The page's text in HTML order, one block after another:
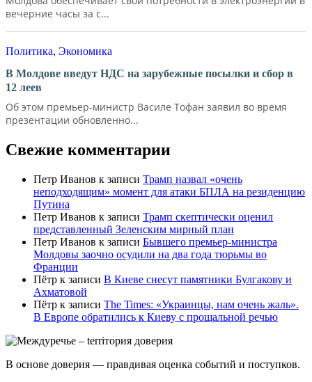
вечерние часы за с...
Политика, Экономика
В Молдове введут НДС на зарубежные посылки и сбор в
12 леев
Об этом премьер-министр Василе Тофан заявил во время
презентации обновленно...
Свежие комментарии
Петр Иванов к записи Трамп назвал «очень
неподходящим» момент для атаки БПЛА на резиденцию
Путина
Петр Иванов к записи Трамп скептически оценил
представленный Зеленским мирный план
Петр Иванов к записи Бывшего премьер-министра
Молдовы заочно осудили на два года тюрьмы во
Франции
Пётр к записи В Киеве снесут памятники Булгакову и
Ахматовой
Пётр к записи Тhe Times: «Украинцы, нам очень жаль».
В Европе обратились к Киеву с прощальной речью
В основе доверия — правдивая оценка событий и поступков.